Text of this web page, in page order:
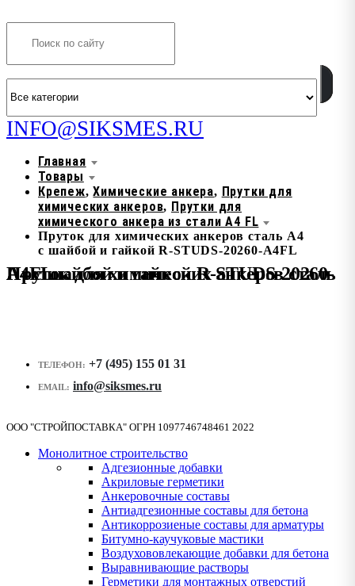
INFO@SIKSMES.RU
Главная
Товары
Крепеж,Химические анкера, Прутки для
химических анкеров, Прутки для
химического анкера из стали А4 FL
Пруток для химических анкеров сталь А4
с шайбой и гайкой R-STUDS-20260-A4FL
Пруток для химических анкеров сталь А4 с шайбой и гайкой R-STUDS-20260-A4FL
ТЕЛЕФОН: +7 (495) 155 01 31
EMAIL: info@siksmes.ru
ООО "СТРОЙПОСТАВКА" ОГРН 1097746748461 2022
Монолитное строительство
Адгезионные добавки
Акриловые герметики
Анкеровочные составы
Антиадгезионные составы для бетона
Антикоррозиеные составы для арматуры
Битумно-каучуковые мастики
Воздухововлекающие добавки для бетона
Выравнивающие растворы
Герметики для монтажных отверстий